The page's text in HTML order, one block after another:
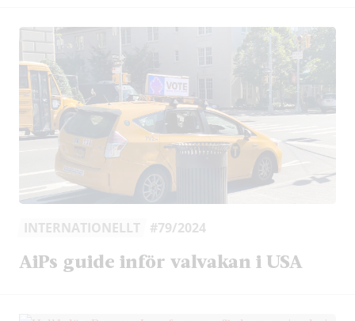
INTERNATIONELLT #79/2024
AiPs guide inför valvakan i USA